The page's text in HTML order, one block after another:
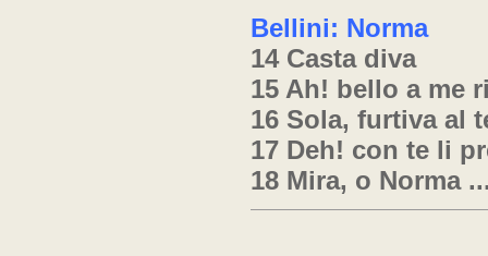
Bellini: Norma
14 Casta diva
15 Ah! bello a me
16 Sola, furtiva al
17 Deh! con te li
18 Mira, o Norma